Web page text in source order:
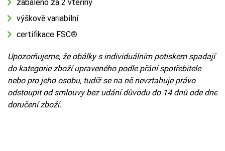
zabaleno za 2 vteřiny
výškově variabilní
certifikace FSC®
Upozorňujeme, že obálky s individuálním potiskem spadají
do kategorie zboží upraveného podle přání spotřebitele
nebo pro jeho osobu, tudíž se na ně nevztahuje právo
odstoupit od smlouvy bez udání důvodu do 14 dnů ode dne
doručení zboží.